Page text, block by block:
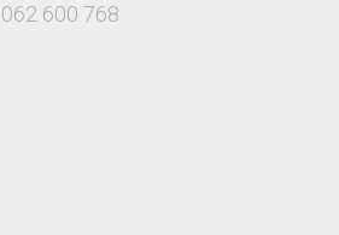
062 600 768